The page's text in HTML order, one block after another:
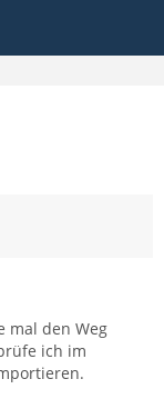
mal den Weg
ich im